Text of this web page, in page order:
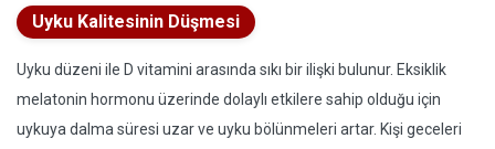
Uyku Kalitesinin Düşmesi
Uyku düzeni ile D vitamini arasında sıkı bir ilişki bulunur. Eksiklik
melatonin hormonu üzerinde dolaylı etkilere sahip olduğu için
uykuya dalma süresi uzar ve uyku bölünmeleri artar. Kişi geceleri